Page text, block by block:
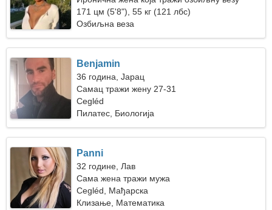
171 цм (5'8"), 55 кг (121 лбс)
Озбиљна веза
Benjamin
36 година, Јарац
Самац тражи жену 27-31
Cegléd
Пилатес, Биологија
Panni
32 године, Лав
Сама жена тражи мужа
Cegléd, Мађарска
Клизање, Математика